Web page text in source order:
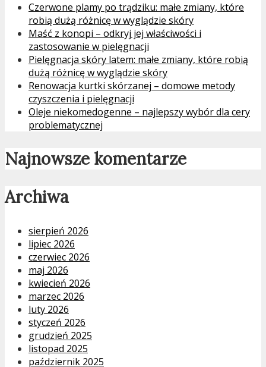
Czerwone plamy po trądziku: małe zmiany, które
robią dużą różnicę w wyglądzie skóry
Maść z konopi – odkryj jej właściwości i
zastosowanie w pielęgnacji
Pielęgnacja skóry latem: małe zmiany, które robią
dużą różnicę w wyglądzie skóry
Renowacja kurtki skórzanej – domowe metody
czyszczenia i pielęgnacji
Oleje niekomedogenne – najlepszy wybór dla cery
problematycznej
Najnowsze komentarze
Archiwa
sierpień 2026
lipiec 2026
czerwiec 2026
maj 2026
kwiecień 2026
marzec 2026
luty 2026
styczeń 2026
grudzień 2025
listopad 2025
październik 2025